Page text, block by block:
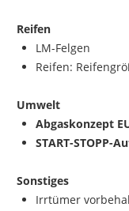
Reifen
LM-Felgen
Reifen:
Umwelt
Abgaskonzept
START-STOPP-
Sonstiges
Irrtümer